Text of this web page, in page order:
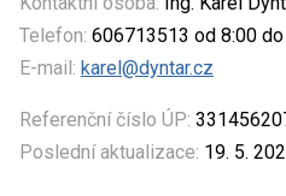
Telefon: 606713513 od 8:00
E-mail: karel@dyntar.cz
Referenční číslo ÚP:
Poslední aktualizace: 19. 5.